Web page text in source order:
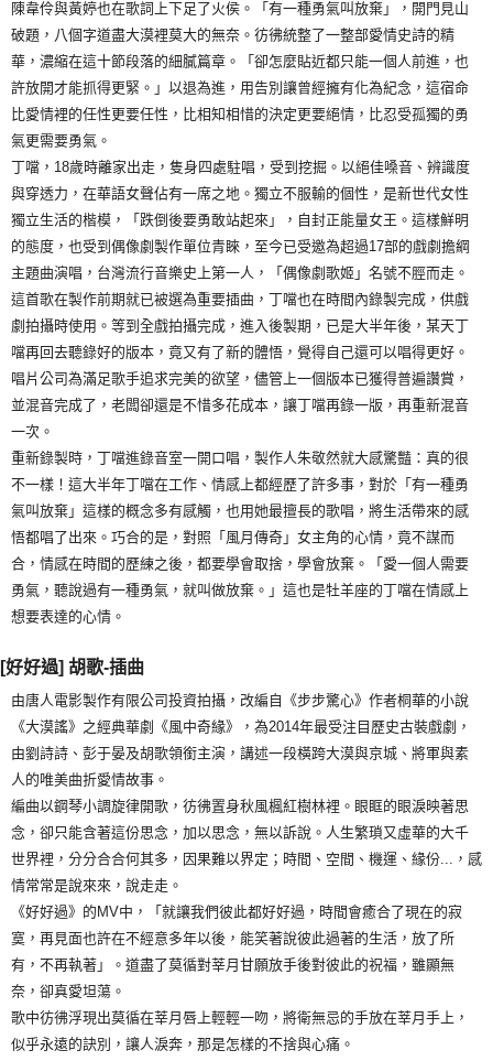
陳韋伶與黃婷也在歌詞上下足了火侯。「有一種勇氣叫放棄」，開門見山
破題，八個字道盡大漠裡莫大的無奈。彷彿統整了一整部愛情史詩的精
華，濃縮在這十節段落的細膩篇章。「卻怎麼貼近都只能一個人前進，也
許放開才能抓得更緊。」以退為進，用告別讓曾經擁有化為紀念，這宿命
比愛情裡的任性更要任性，比相知相惜的決定更要絕情，比忍受孤獨的勇
氣更需要勇氣。
丁噹，18歲時離家出走，隻身四處駐唱，受到挖掘。以絕佳嗓音、辨識度
與穿透力，在華語女聲佔有一席之地。獨立不服輸的個性，是新世代女性
獨立生活的楷模，「跌倒後要勇敢站起來」，自封正能量女王。這樣鮮明
的態度，也受到偶像劇製作單位青睞，至今已受邀為超過17部的戲劇擔綱
主題曲演唱，台灣流行音樂史上第一人，「偶像劇歌姬」名號不脛而走。
這首歌在製作前期就已被選為重要插曲，丁噹也在時間內錄製完成，供戲
劇拍攝時使用。等到全戲拍攝完成，進入後製期，已是大半年後，某天丁
噹再回去聽錄好的版本，竟又有了新的體悟，覺得自己還可以唱得更好。
唱片公司為滿足歌手追求完美的欲望，儘管上一個版本已獲得普遍讚賞，
並混音完成了，老闆卻還是不惜多花成本，讓丁噹再錄一版，再重新混音
一次。
重新錄製時，丁噹進錄音室一開口唱，製作人朱敬然就大感驚豔：真的很
不一樣！這大半年丁噹在工作、情感上都經歷了許多事，對於「有一種勇
氣叫放棄」這樣的概念多有感觸，也用她最擅長的歌唱，將生活帶來的感
悟都唱了出來。巧合的是，對照「風月傳奇」女主角的心情，竟不謀而
合，情感在時間的歷練之後，都要學會取捨，學會放棄。「愛一個人需要
勇氣，聽說過有一種勇氣，就叫做放棄。」這也是牡羊座的丁噹在情感上
想要表達的心情。
[好好過] 胡歌-插曲
由唐人電影製作有限公司投資拍攝，改編自《步步驚心》作者桐華的小說
《大漠謠》之經典華劇《風中奇緣》，為2014年最受注目歷史古裝戲劇，
由劉詩詩、彭于晏及胡歌領銜主演，講述一段橫跨大漠與京城、將軍與素
人的唯美曲折愛情故事。
編曲以鋼琴小調旋律開歌，彷彿置身秋風楓紅樹林裡。眼眶的眼淚映著思
念，卻只能含著這份思念，加以思念，無以訴說。人生繁瑣又虛華的大千
世界裡，分分合合何其多，因果難以界定；時間、空間、機運、緣份...，感
情常常是說來來，說走走。
《好好過》的MV中，「就讓我們彼此都好好過，時間會癒合了現在的寂
寞，再見面也許在不經意多年以後，能笑著說彼此過著的生活，放了所
有，不再執著」。道盡了莫循對莘月甘願放手後對彼此的祝福，雖顯無
奈，卻真愛坦蕩。
歌中彷彿浮現出莫循在莘月唇上輕輕一吻，將衛無忌的手放在莘月手上，
似乎永遠的訣別，讓人淚奔，那是怎樣的不捨與心痛。